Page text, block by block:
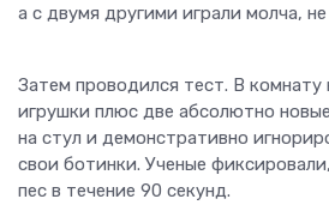
а с двумя другими играли молча,
Затем проводился тест. В комнату
игрушки плюс две абсолютно
на стул и демонстративно
свои ботинки. Ученые
пес в течение 90 секунд.